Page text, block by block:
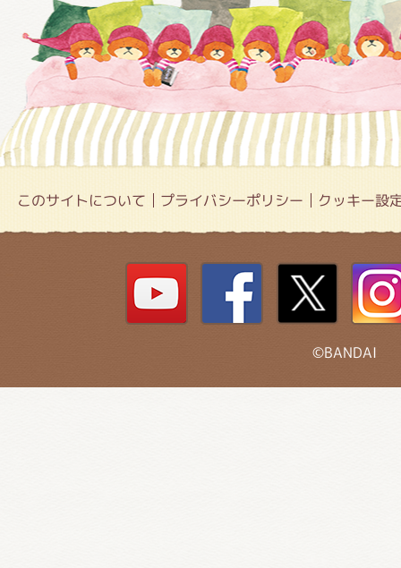
このサイトについて プライバシーポリシー クッキー設
©BANDAI